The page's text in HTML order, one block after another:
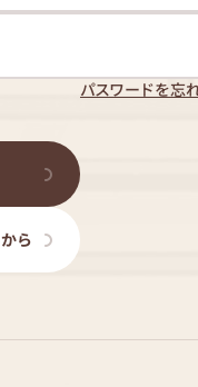
パスワードを忘
ら